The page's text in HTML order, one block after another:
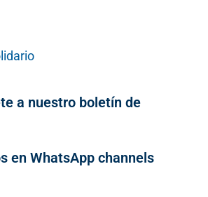
a nuestro boletín de
en WhatsApp channels